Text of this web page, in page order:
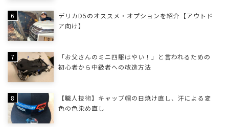
デリカD5のオススメ・オプションを紹介【アウトド
ア向け】
「お父さんのミニ四駆はやい！」と言われるための
初心者から中級者への改造方法
【職人技術】キャップ帽の日焼け直し、汗による変
色の色染め直し